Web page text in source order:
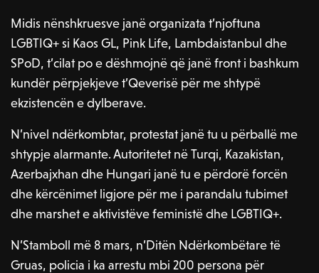
Midis nënshkruesve janë organizata t’njoftuna
LGBTIQ+ si Kaos GL, Pink Life, Lambdaistanbul dhe
SPoD, t’cilat po e dëshmojnë që janë front i bashkum
kundër përpjekjeve t’Qeverisë për me shtypë
ekzistencën e dylberave.
N’nivel ndërkombtar, protestat janë tu u përballë me
shtypje alarmante. Autoritetet në Turqi, Kazakistan,
Azerbajxhan dhe Hungari janë tu e përdorë forcën
dhe kërcënimet ligjore për me i parandalu tubimet
dhe marshet e aktivistëve feministë dhe LGBTIQ+.
N’Stamboll më 8 mars, n’Ditën Ndërkombëtare të
Gruas, policia i ka arrestu mbi 200 persona për